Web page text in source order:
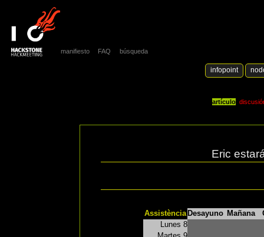
Eric
Assistència Desayuno Mañana
Lunes 8
artículo
manifiesto FAQ búsqueda
infopoint